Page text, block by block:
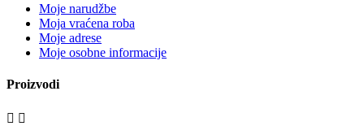
Moje narudžbe
Moja vraćena roba
Moje adrese
Moje osobne informacije
Proizvodi
 